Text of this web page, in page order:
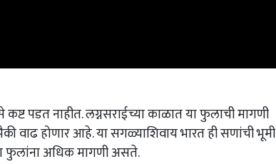
पडत नाहीत. लग्नसराईच्या काळात या फुलाची मागणी
वाढ होणार आहे. या सगळ्याशिवाय भारत ही सणांची भूमी
फुलांना अधिक मागणी असते.